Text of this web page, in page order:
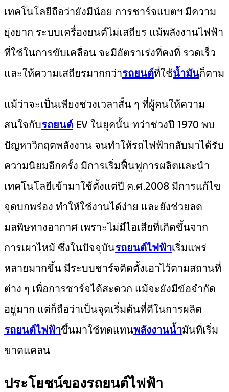
เทคโนโลยีถือว่ายังมีน้อย การชาร์จแบตฯ มีความ
ยุ่งยาก ระบบเครื่องยนต์ไม่เสถียร แม้พลังงานไฟฟ้า
ที่ใช้ในการขับเคลื่อน จะมีอัตราเร่งที่คงที่ รวดเร็ว
และให้ความเสถียรมากกว่ารถยนต์ที่ใช้น้ำมันก็ตาม
แม้ว่าจะเป็นเพียงช่วงเวลาสั้น ๆ ที่ผู้คนให้ความ
สนใจกับรถยนต์ EV ในยุคนั้น ทว่าช่วงปี 1970 พบ
ปัญหาวิกฤตพลังงาน จนทำให้รถไฟฟ้ากลับมาได้รับ
ความนิยมอีกครั้ง มีการเริ่มฟื้นฟูการผลิตและนำ
เทคโนโลยีเข้ามาใช้ตั้งแต่ปี ค.ศ.2008 มีการแก้ไข
จุดบกพร่อง ทำให้ใช้งานได้ง่าย และยังช่วยลด
มลพิษทางอากาศ เพราะไม่มีไอเสียที่เกิดขึ้นจาก
การเผาไหม้ ซึ่งในปัจจุบันรถยนต์ไฟฟ้าเริ่มแพร่
หลายมากขึ้น มีระบบชาร์จติดตั้งเอาไว้ตามสถานที่
ต่าง ๆ เพื่อการชาร์จได้สะดวก แม้จะยังมีข้อจำกัด
อยู่มาก แต่ก็ถือว่าเป็นจุดเริ่มต้นที่ดีในการผลิต
รถยนต์ไฟฟ้าขึ้นมาใช้ทดแทนพลังงานน้ำมันที่เริ่ม
ขาดแคลน
ประโยชน์ของรถยนต์ไฟฟ้า